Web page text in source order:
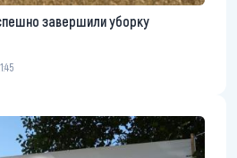
завершили уборку